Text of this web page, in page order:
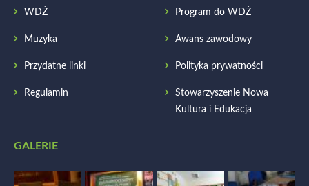
WDŻ Program do WDŻ
Muzyka Awans zawodowy
Przydatne linki Polityka prywatności
Regulamin
Stowarzyszenie Nowa
Kultura i Edukacja
GALERIE